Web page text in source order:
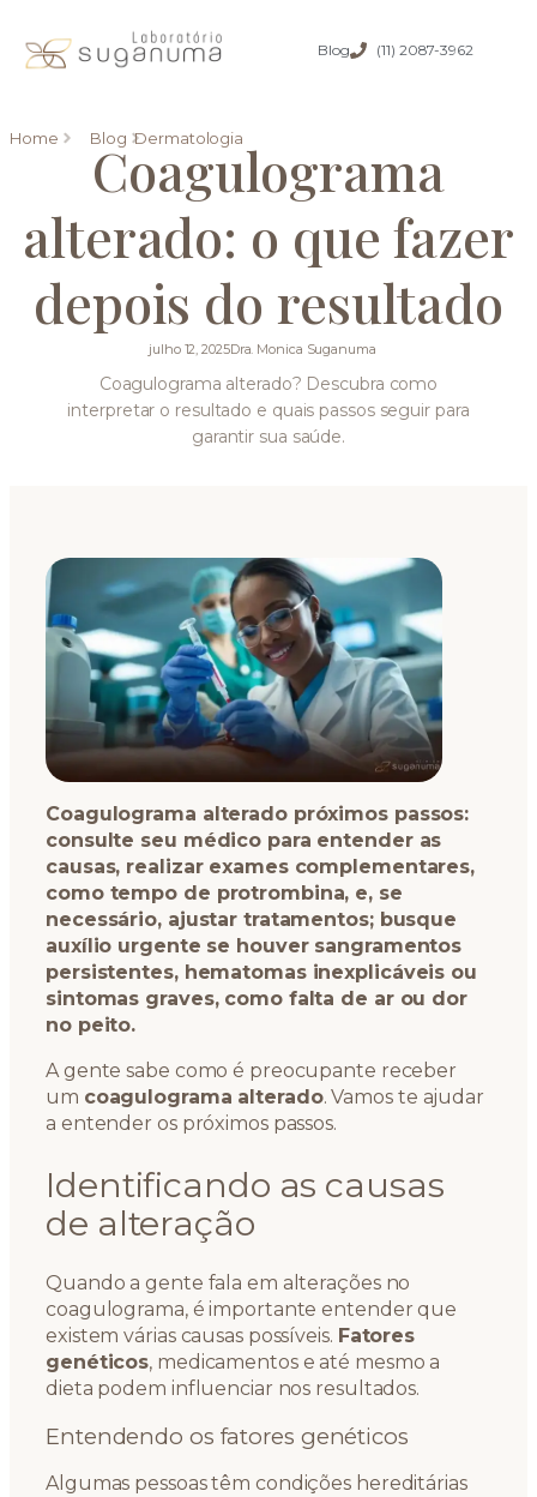
Blog (11) 2087-3962
Home Blog Dermatologia
Coagulograma
alterado: o que fazer
depois do resultado
julho 12, 2025Dra. Monica Suganuma
Coagulograma alterado? Descubra como
interpretar o resultado e quais passos seguir para
garantir sua saúde.
Coagulograma alterado próximos passos:
consulte seu médico para entender as
causas, realizar exames complementares,
como tempo de protrombina, e, se
necessário, ajustar tratamentos; busque
auxílio urgente se houver sangramentos
persistentes, hematomas inexplicáveis ou
sintomas graves, como falta de ar ou dor
no peito.
A gente sabe como é preocupante receber
um coagulograma alterado. Vamos te ajudar
a entender os próximos passos.
Identificando as causas
de alteração
Quando a gente fala em alterações no
coagulograma, é importante entender que
existem várias causas possíveis. Fatores
genéticos, medicamentos e até mesmo a
dieta podem influenciar nos resultados.
Entendendo os fatores genéticos
Algumas pessoas têm condições hereditárias